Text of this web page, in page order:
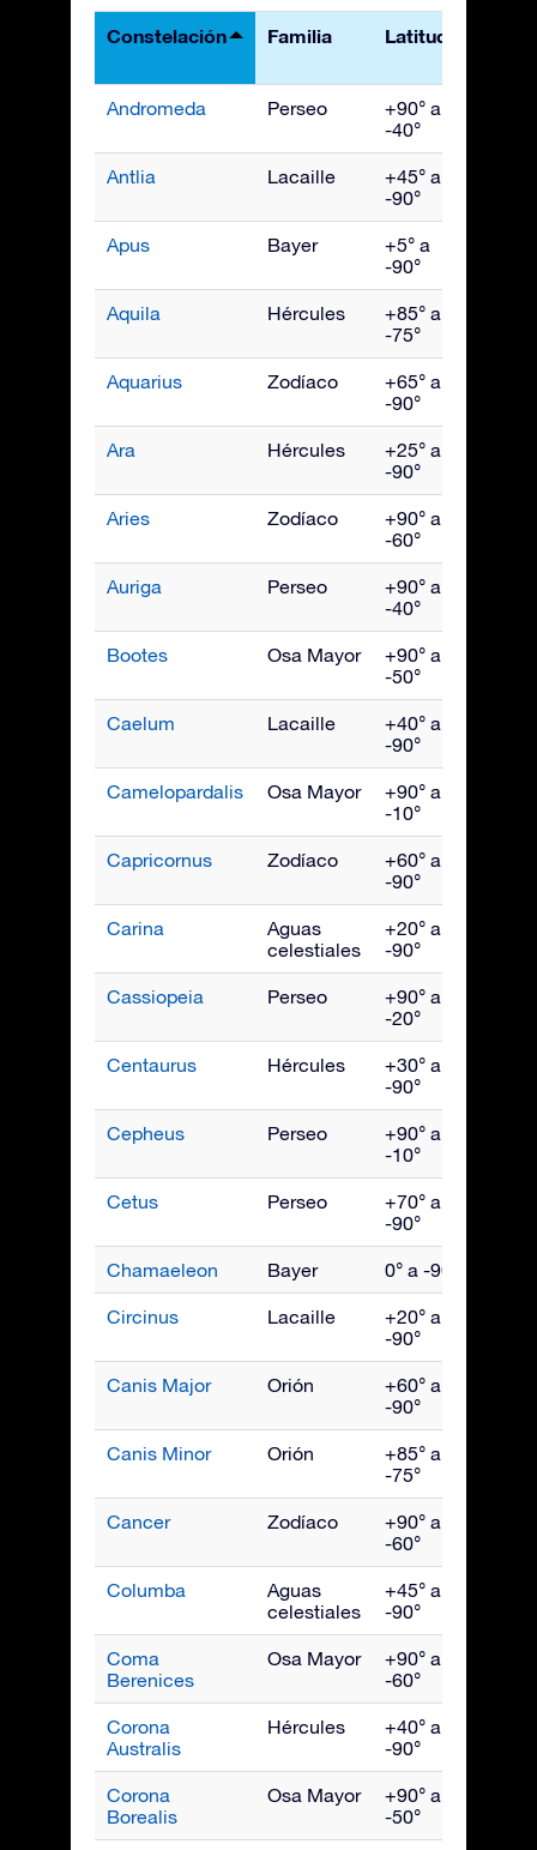
Constelación Familia Latitudes
Andromeda Perseo
+90° a
-40°
Antlia Lacaille
+45° a
-90°
Apus Bayer
+5° a
-90°
Aquila Hércules
+85° a
-75°
Aquarius Zodíaco
+65° a
-90°
Ara Hércules
+25° a
-90°
Aries Zodíaco
+90° a
-60°
Auriga Perseo
+90° a
-40°
Bootes Osa Mayor
+90° a
-50°
Caelum Lacaille
+40° a
-90°
Camelopardalis Osa Mayor
+90° a
-10°
Capricornus Zodíaco
+60° a
-90°
Carina
Aguas
celestiales
+20° a
-90°
Cassiopeia Perseo
+90° a
-20°
Centaurus Hércules
+30° a
-90°
Cepheus Perseo
+90° a
-10°
Cetus Perseo
+70° a
-90°
Chamaeleon Bayer 0° a -90°
Circinus Lacaille
+20° a
-90°
Canis Major Orión
+60° a
-90°
Canis Minor Orión
+85° a
-75°
Cancer Zodíaco
+90° a
-60°
Columba
Aguas
celestiales
+45° a
-90°
Coma
Berenices
Osa Mayor
+90° a
-60°
Corona
Australis
Hércules
+40° a
-90°
Corona
Borealis
Osa Mayor
+90° a
-50°